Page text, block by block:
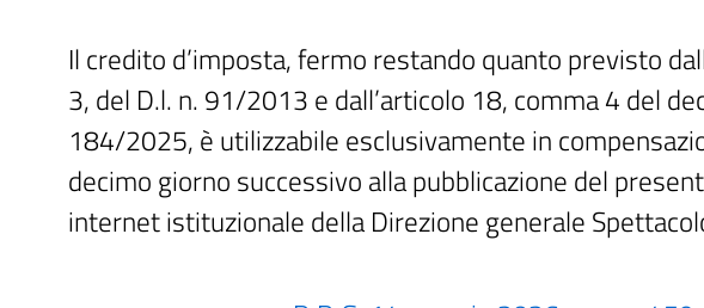
Il credito d’imposta, fermo restando quanto previsto
3, del D.l. n. 91/2013 e dall’articolo 18, comma 4 del
184/2025, è utilizzabile esclusivamente in
decimo giorno successivo alla pubblicazione del
internet istituzionale della Direzione generale